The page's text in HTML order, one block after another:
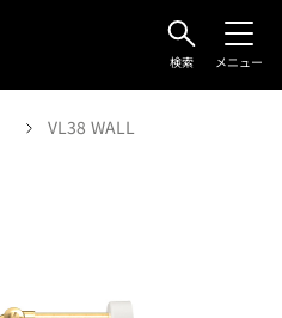
検索 メニュー
VL38 WALL